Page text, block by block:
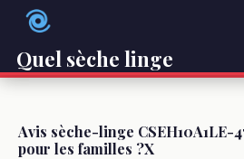
Passer
Quel sèche linge
Avis sèche-linge CSEH10A1LE-
pour les familles ?X